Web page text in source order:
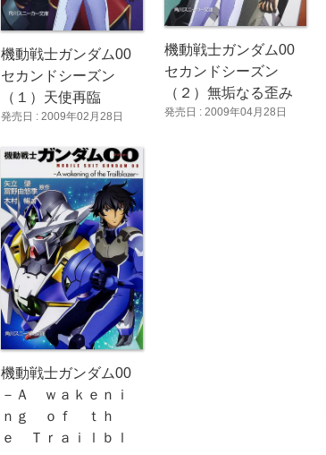
機動戦士ガンダム00
セカンドシーズン
（１）天使再臨
発売日 : 2009年02月28日
機動戦士ガンダム00
セカンドシーズン
（２）無垢なる歪み
発売日 : 2009年04月28日
機動戦士ガンダム00
－Ａ ｗａｋｅｎｉ
ｎｇ ｏｆ ｔｈ
ｅ Ｔｒａｉｌｂｌ